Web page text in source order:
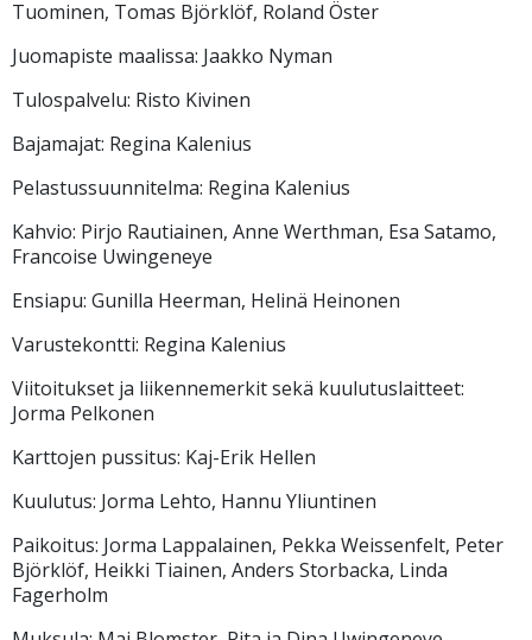
Tuominen, Tomas Björklöf, Roland Öster
Juomapiste maalissa: Jaakko Nyman
Tulospalvelu: Risto Kivinen
Bajamajat: Regina Kalenius
Pelastussuunnitelma: Regina Kalenius
Kahvio: Pirjo Rautiainen, Anne Werthman, Esa Satamo,
Francoise Uwingeneye
Ensiapu: Gunilla Heerman, Helinä Heinonen
Varustekontti: Regina Kalenius
Viitoitukset ja liikennemerkit sekä kuulutuslaitteet:
Jorma Pelkonen
Karttojen pussitus: Kaj-Erik Hellen
Kuulutus: Jorma Lehto, Hannu Yliuntinen
Paikoitus: Jorma Lappalainen, Pekka Weissenfelt, Peter
Björklöf, Heikki Tiainen, Anders Storbacka, Linda
Fagerholm